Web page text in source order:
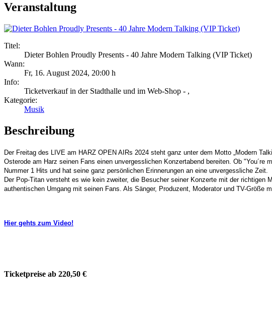
Veranstaltung
Titel:
Dieter Bohlen Proudly Presents - 40 Jahre Modern Talking (VIP Ticket)
Wann:
Fr, 16. August 2024, 20:00 h
Info:
Ticketverkauf in der Stadthalle und im Web-Shop - ,
Kategorie:
Musik
Beschreibung
Der Freitag des LIVE am HARZ OPEN AIRs 2024 steht ganz unter dem Motto „Modern
Osterode am Harz seinen Fans einen unvergesslichen Konzertabend bereiten. Ob
Nummer 1 Hits und hat seine ganz persönlichen Erinnerungen an eine unvergessliche Zeit.
Der Pop-Titan versteht es wie kein zweiter, die Besucher seiner Konzerte mit der
authentischen Umgang mit seinen Fans. Als Sänger, Produzent, Moderator und TV-Größe
Hier gehts zum Video!
Ticketpreise ab 220,50 €